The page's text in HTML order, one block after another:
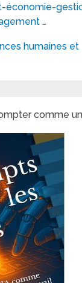
économie-
…
humaines et
comme